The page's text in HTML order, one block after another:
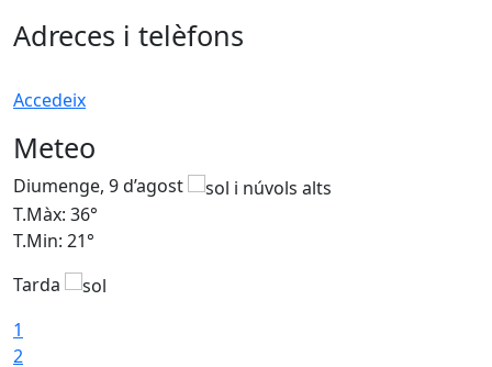
Adreces i telèfons
Accedeix
Meteo
Diumenge, 9 d’agost
T.Màx: 36°
T.Min: 21°
Tarda
1
2